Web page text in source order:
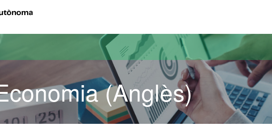
(Anglès)